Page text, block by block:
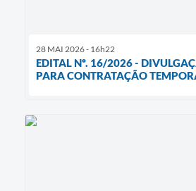
28 MAI 2026 - 16h22
EDITAL Nº. 16/2026 -
PARA CONTRATAÇÃO